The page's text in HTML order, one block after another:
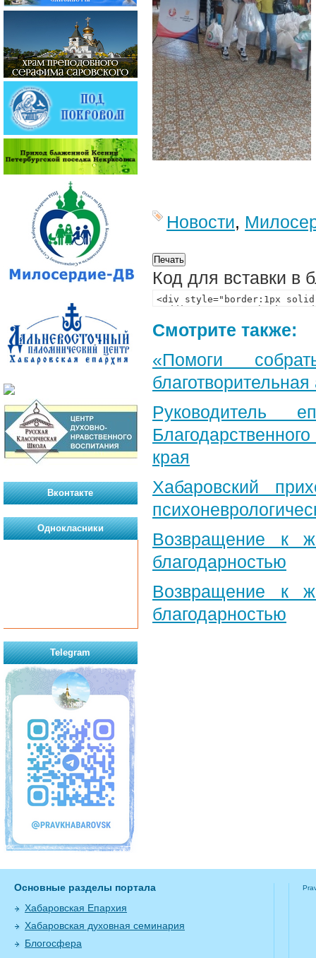
Новости,
Код для вставки в
Смотрите также:
«Помоги
Руководитель
края
Хабаровский
Возвращение к
благодарностью
Возвращение к
благодарностью
Вконтакте
Однокласники
Telegram
Основные разделы портала
Хабаровская Епархия
Хабаровская духовная семинария
Блогосфера